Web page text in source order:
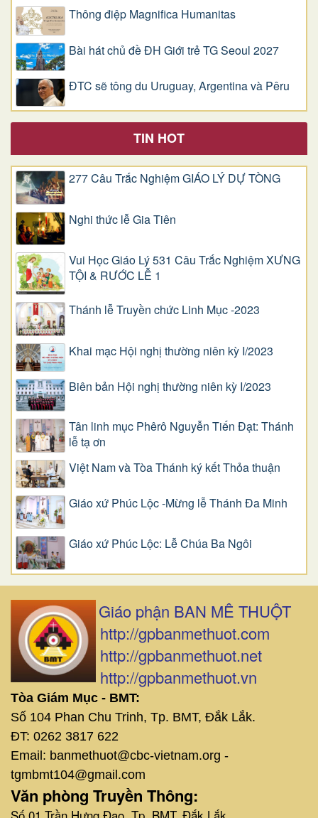
Thông điệp Magnifica Humanitas
Bài hát chủ đề ĐH Giới trẻ TG Seoul 2027
ĐTC sẽ tông du Uruguay, Argentina và Pêru
TIN HOT
277 Câu Trắc Nghiệm GIÁO LÝ DỰ TÒNG
Nghi thức lễ Gia Tiên
Vui Học Giáo Lý 531 Câu Trắc Nghiệm XƯNG
TỘI & RƯỚC LỄ 1
Thánh lễ Truyền chức Linh Mục -2023
Khai mạc Hội nghị thường niên kỳ I/2023
Biên bản Hội nghị thường niên kỳ I/2023
Tân linh mục Phêrô Nguyễn Tiến Đạt: Thánh
lễ tạ ơn
Việt Nam và Tòa Thánh ký kết Thỏa thuận
Giáo xứ Phúc Lộc -Mừng lễ Thánh Đa Minh
Giáo xứ Phúc Lộc: Lễ Chúa Ba Ngôi
Giáo phận BAN MÊ THUỘT
http://gpbanmethuot.com
http://gpbanmethuot.net
http://gpbanmethuot.vn
Tòa Giám Mục - BMT:
Số 104 Phan Chu Trinh, Tp. BMT, Đắk Lắk.
ĐT: 0262 3817 622
Email: banmethuot@cbc-vietnam.org -
tgmbmt104@gmail.com
Văn phòng Truyền Thông: